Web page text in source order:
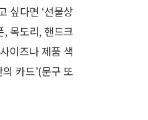
싶다면 ‘선물상
, 목도리, 핸드크
이즈나 제품 색
카드’(문구 또